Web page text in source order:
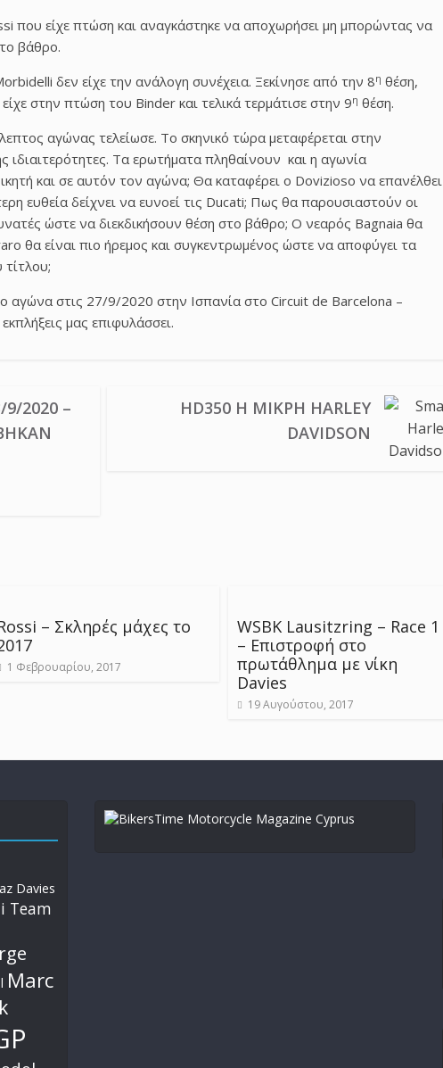
που είχε πτώση και αναγκάστηκε να αποχωρήσει μη μπορώντας να
βάθρο.
δεν είχε την ανάλογη συνέχεια. Ξεκίνησε από την 8η θέση,
στην πτώση του Binder και τελικά τερμάτισε στην 9η θέση.
αγώνας τελείωσε. Το σκηνικό τώρα μεταφέρεται στην
ιδιαιτερότητες. Τα ερωτήματα πληθαίνουν και η αγωνία
και σε αυτόν τον αγώνα; Θα καταφέρει ο Dovizioso να επανέλθει
ευθεία δείχνει να ευνοεί τις Ducati; Πως θα παρουσιαστούν οι
ώστε να διεκδικήσουν θέση στο βάθρο; Ο νεαρός Bagnaia θα
θα είναι πιο ήρεμος και συγκεντρωμένος ώστε να αποφύγει τα
τίτλου;
αγώνα στις 27/9/2020 στην Ισπανία στο Circuit de Barcelona –
μας επιφυλάσσει.
9/2020 –
HD350 Η ΜΙΚΡΉ HARLEY
DAVIDSON
– Σκληρές μάχες το
1 Φεβρουαρίου, 2017
WSBK Lausitzring – Race 1
– Επιστροφή στο
πρωτάθλημα με νίκη
Davies
19 Αυγούστου, 2017
Davies
Team
Marc